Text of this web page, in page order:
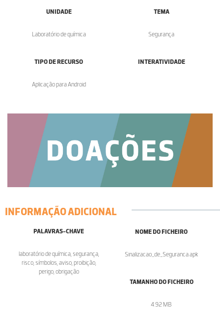
UNIDADE
Laboratório de química
TEMA
Segurança
TIPO DE RECURSO
Aplicação para Android
INTERATIVIDADE
INFORMAÇÃO ADICIONAL
PALAVRAS-CHAVE
laboratório de química, segurança,
risco, símbolos, aviso, proibição,
perigo, obrigação
NOME DO FICHEIRO
Sinalizacao_de_Seguranca.apk
TAMANHO DO FICHEIRO
4.92 MB